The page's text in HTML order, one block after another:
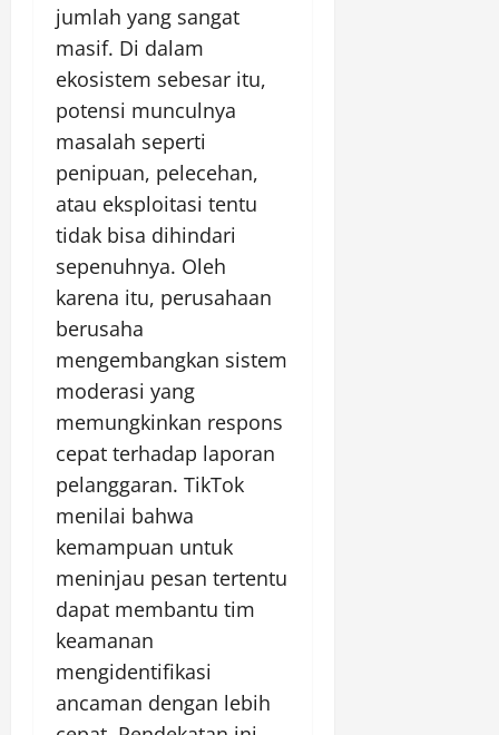
jumlah yang sangat
masif. Di dalam
ekosistem sebesar itu,
potensi munculnya
masalah seperti
penipuan, pelecehan,
atau eksploitasi tentu
tidak bisa dihindari
sepenuhnya. Oleh
karena itu, perusahaan
berusaha
mengembangkan sistem
moderasi yang
memungkinkan respons
cepat terhadap laporan
pelanggaran. TikTok
menilai bahwa
kemampuan untuk
meninjau pesan tertentu
dapat membantu tim
keamanan
mengidentifikasi
ancaman dengan lebih